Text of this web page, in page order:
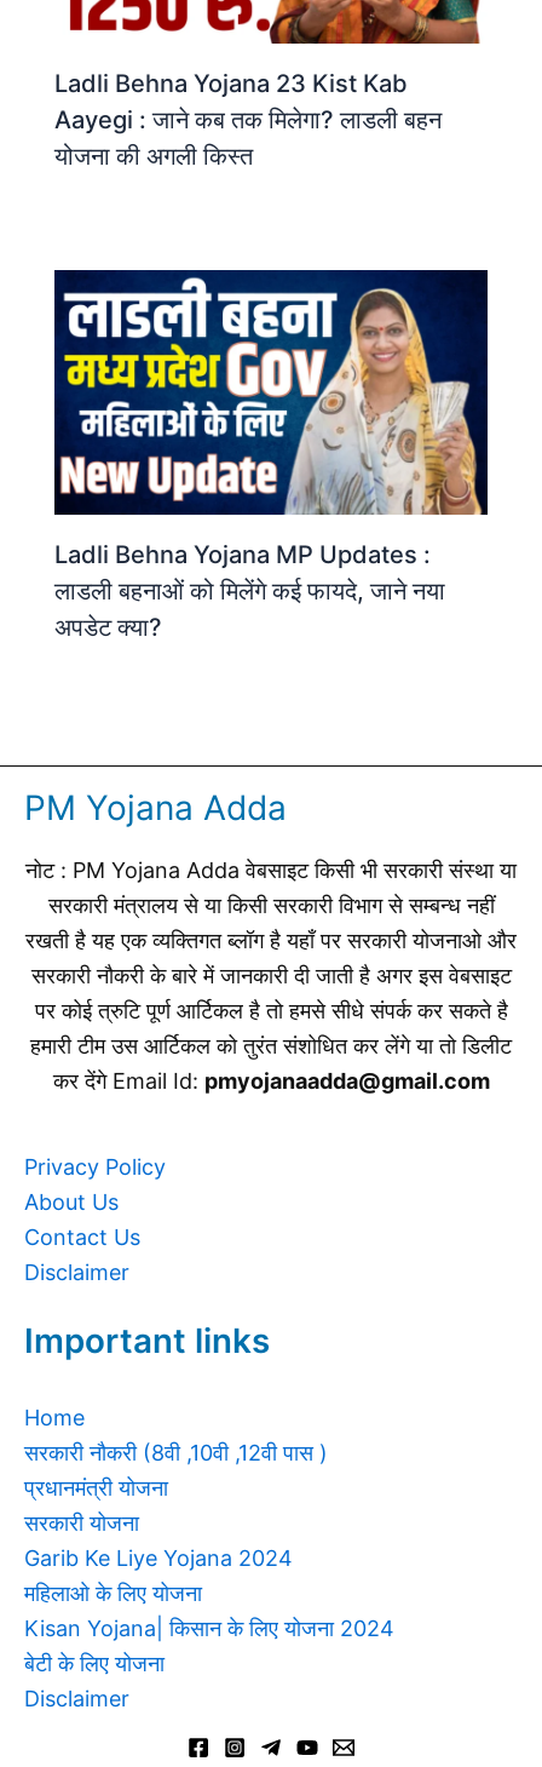
Ladli Behna Yojana 23 Kist Kab
Aayegi : जाने कब तक मिलेगा? लाडली बहन
योजना की अगली किस्त
Ladli Behna Yojana MP Updates :
लाडली बहनाओं को मिलेंगे कई फायदे, जाने नया
अपडेट क्या?
PM Yojana Adda
नोट : PM Yojana Adda वेबसाइट किसी भी सरकारी संस्था या
सरकारी मंत्रालय से या किसी सरकारी विभाग से सम्बन्ध नहीं
रखती है यह एक व्यक्तिगत ब्लॉग है यहाँ पर सरकारी योजनाओ और
सरकारी नौकरी के बारे में जानकारी दी जाती है अगर इस वेबसाइट
पर कोई त्रुटि पूर्ण आर्टिकल है तो हमसे सीधे संपर्क कर सकते है
हमारी टीम उस आर्टिकल को तुरंत संशोधित कर लेंगे या तो डिलीट
कर देंगे Email Id: pmyojanaadda@gmail.com
Privacy Policy
About Us
Contact Us
Disclaimer
Important links
Home
सरकारी नौकरी (8वी ,10वी ,12वी पास )
प्रधानमंत्री योजना
सरकारी योजना
Garib Ke Liye Yojana 2024
महिलाओ के लिए योजना
Kisan Yojana| किसान के लिए योजना 2024
बेटी के लिए योजना
Disclaimer